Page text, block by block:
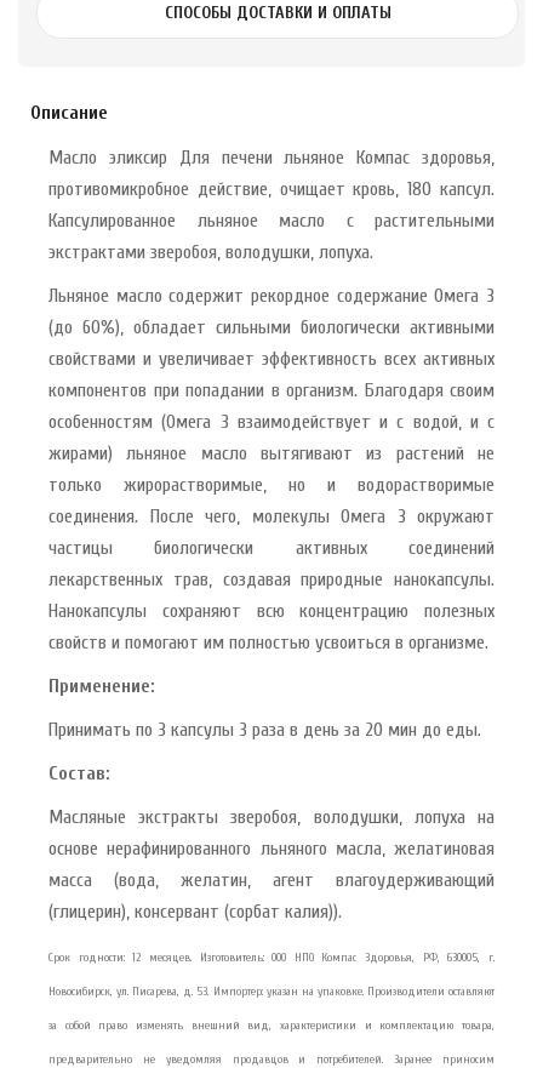
СПОСОБЫ ДОСТАВКИ И ОПЛАТЫ
Описание
Масло эликсир Для печени льняное Компас здоровья,
противомикробное действие, очищает кровь, 180 капсул.
Капсулированное льняное масло с растительными
экстрактами зверобоя, володушки, лопуха.
Льняное масло содержит рекордное содержание Омега 3
(до 60%), обладает сильными биологически активными
свойствами и увеличивает эффективность всех активных
компонентов при попадании в организм. Благодаря своим
особенностям (Омега 3 взаимодействует и с водой, и с
жирами) льняное масло вытягивают из растений не
только жирорастворимые, но и водорастворимые
соединения. После чего, молекулы Омега 3 окружают
частицы биологически активных соединений
лекарственных трав, создавая природные нанокапсулы.
Нанокапсулы сохраняют всю концентрацию полезных
свойств и помогают им полностью усвоиться в организме.
Применение:
Принимать по 3 капсулы 3 раза в день за 20 мин до еды.
Состав:
Масляные экстракты зверобоя, володушки, лопуха на
основе нерафинированного льняного масла, желатиновая
масса (вода, желатин, агент влагоудерживающий
(глицерин), консервант (сорбат калия)).
Срок годности: 12 месяцев. Изготовитель: ООО НПО Компас Здоровья, РФ, 630005, г.
Новосибирск, ул. Писарева, д. 53. Импортер: указан на упаковке. Производители оставляют
за собой право изменять внешний вид, характеристики и комплектацию товара,
предварительно не уведомляя продавцов и потребителей. Заранее приносим